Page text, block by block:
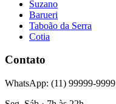
Suzano
Barueri
Taboão da Serra
Cotia
Contato
WhatsApp: (11) 99999-9999